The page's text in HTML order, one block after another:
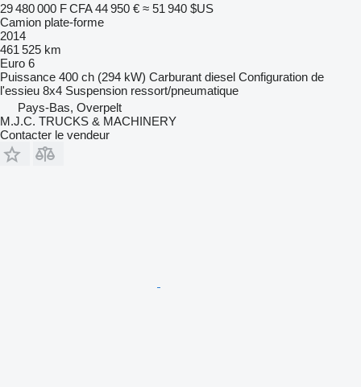
29 480 000 F CFA 44 950 € ≈ 51 940 $US
Camion plate-forme
2014
461 525 km
Euro 6
Puissance 400 ch (294 kW) Carburant diesel Configuration de
l'essieu 8x4 Suspension ressort/pneumatique
Pays-Bas, Overpelt
M.J.C. TRUCKS & MACHINERY
Contacter le vendeur